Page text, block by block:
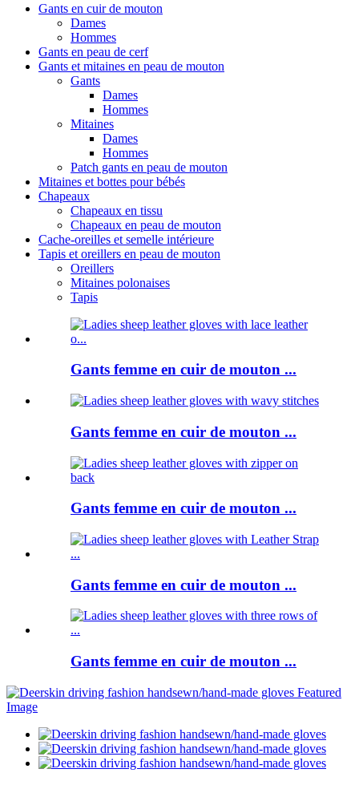
Gants en cuir de mouton
Dames
Hommes
Gants en peau de cerf
Gants et mitaines en peau de mouton
Gants
Dames
Hommes
Mitaines
Dames
Hommes
Patch gants en peau de mouton
Mitaines et bottes pour bébés
Chapeaux
Chapeaux en tissu
Chapeaux en peau de mouton
Cache-oreilles et semelle intérieure
Tapis et oreillers en peau de mouton
Oreillers
Mitaines polonaises
Tapis
Gants femme en cuir de mouton ...
Gants femme en cuir de mouton ...
Gants femme en cuir de mouton ...
Gants femme en cuir de mouton ...
Gants femme en cuir de mouton ...